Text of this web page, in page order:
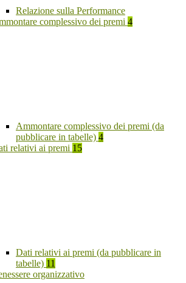
Relazione sulla Performance
complessivo dei premi 4
Ammontare complessivo dei premi (da
pubblicare in tabelle) 4
relativi ai premi 15
Dati relativi ai premi (da pubblicare in
tabelle) 11
organizzativo